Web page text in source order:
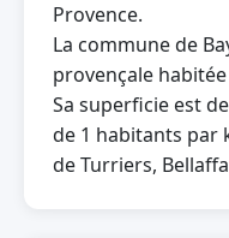
Provence.
La commune de
provençale
Sa superficie est
de 1 habitants par
de Turriers,